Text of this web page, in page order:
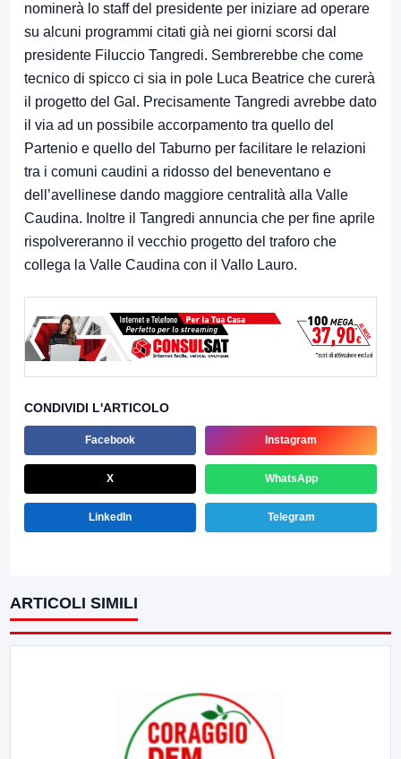
nominerà lo staff del presidente per iniziare ad operare
su alcuni programmi citati già nei giorni scorsi dal
presidente Filuccio Tangredi. Sembrerebbe che come
tecnico di spicco ci sia in pole Luca Beatrice che curerà
il progetto del Gal. Precisamente Tangredi avrebbe dato
il via ad un possibile accorpamento tra quello del
Partenio e quello del Taburno per facilitare le relazioni
tra i comuni caudini a ridosso del beneventano e
dell’avellinese dando maggiore centralità alla Valle
Caudina. Inoltre il Tangredi annuncia che per fine aprile
rispolvereranno il vecchio progetto del traforo che
collega la Valle Caudina con il Vallo Lauro.
CONDIVIDI L'ARTICOLO
Facebook Instagram
X WhatsApp
LinkedIn Telegram
ARTICOLI SIMILI